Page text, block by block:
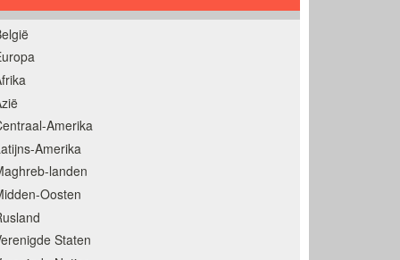
Amerika
Amerika
landen
Oosten
Staten